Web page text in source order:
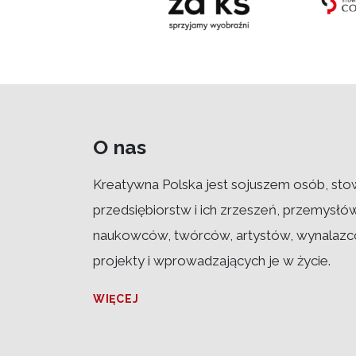
O nas
Kreatywna Polska jest sojuszem osób,
przedsiębiorstw i ich zrzeszeń,
naukowców, twórców, artystów,
projekty i wprowadzających je w życie.
WIĘCEJ